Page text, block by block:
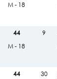
М - 18
44
9
М - 18
44
30